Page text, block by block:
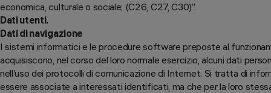
economica, culturale o sociale; (C26, C27, C30)”.
Dati utenti.
Dati di navigazione
I sistemi informatici e le procedure software preposte al
acquisiscono, nel corso del loro normale esercizio, alcuni dati
nell’uso dei protocolli di comunicazione di Internet. Si tratta di
essere associate a interessati identificati, ma che per la loro